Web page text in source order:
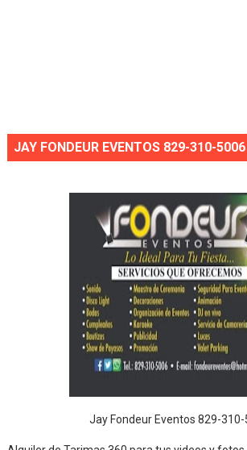
JAY FONDEUR EVENTOS 829-310-5006
Jay Fondeur Eventos 829-310-